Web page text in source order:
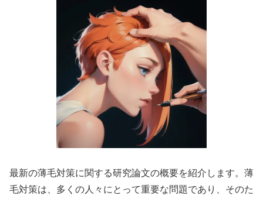
最新の薄毛対策に関する研究論文の概要を紹介します。薄
毛対策は、多くの人々にとって重要な問題であり、そのた